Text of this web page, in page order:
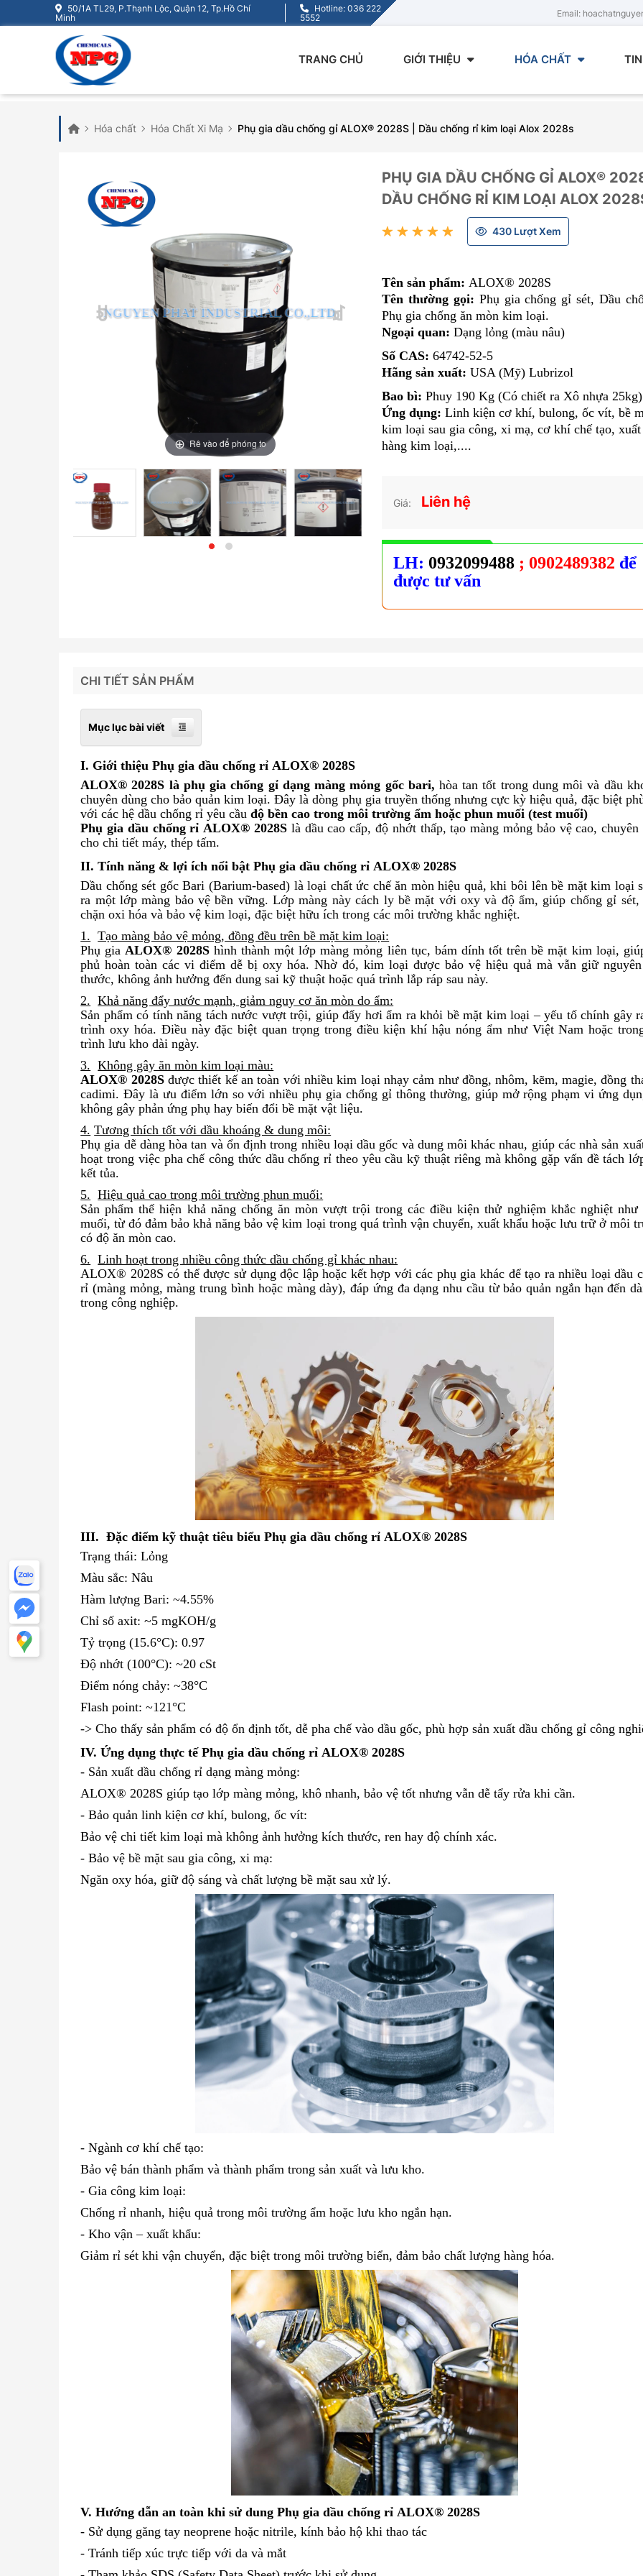
50/1A TL29, P.Thạnh Lộc, Quận 12, Tp.Hồ Chí
Minh
Hotline: 036 222
5552
Email:
TRANG CHỦ GIỚI THIỆU HÓA CHẤT
Hóa chất Hóa Chất Xi Mạ Phụ gia dầu chống gỉ ALOX® 2028S | Dầu chống rỉ kim loại Alox 2028s
Rê vào để phóng to
PHỤ GIA DẦU CHỐNG GỈ ALOX®
DẦU CHỐNG RỈ KIM LOẠI ALOX
430 Lượt Xem
Tên sản phẩm:ALOX® 2028S
Tên thường gọi: Phụ gia chống gỉ sét, Dầu
Phụ gia chống ăn mòn kim loại.
Ngoại quan: Dạng lỏng (màu nâu)
Số CAS: 64742-52-5
Hãng sản xuất: USA (Mỹ) Lubrizol
Bao bì: Phuy 190 Kg (Có chiết ra Xô nhựa 25kg)
Ứng dụng: Linh kiện cơ khí, bulong, ốc vít, bề
kim loại sau gia công, xi mạ, cơ khí chế tạo,
hàng kim loại,....
Giá: Liên hệ
LH: 0932099488 ; 0902489382 để
được tư vấn
CHI TIẾT SẢN PHẨM
Mục lục bài viết
I. Giới thiệuPhụ gia dầu chống rỉ ALOX® 2028S
ALOX® 2028S là phụ gia chống gỉ dạng màng mỏng gốc bari, hòa tan tốt trong dung môi và dầu
chuyên dùng cho bảo quản kim loại. Đây là dòng phụ gia truyền thống nhưng cực kỳ hiệu quả, đặc biệt
với các hệ dầu chống rỉ yêu cầuđộ bền cao trong môi trường ẩm hoặc phun muối (test muối)
Phụ gia dầu chống rỉ ALOX® 2028S là dầu cao cấp, độ nhớt thấp, tạo màng mỏng bảo vệ cao, chuyên
cho chi tiết máy, thép tấm.
II. Tính năng & lợi ích nổi bậtPhụ gia dầu chống rỉ ALOX® 2028S
Dầu chống sét gốc Bari (Barium-based) là loại chất ức chế ăn mòn hiệu quả, khi bôi lên bề mặt kim loại
ra một lớp màng bảo vệ bền vững. Lớp màng này cách ly bề mặt với oxy và độ ẩm, giúp chống gỉ sét,
chặn oxi hóa và bảo vệ kim loại, đặc biệt hữu ích trong các môi trường khắc nghiệt.
1. Tạo màng bảo vệ mỏng, đồng đều trên bề mặt kim loại:
Phụ giaALOX® 2028Shình thành một lớp màng mỏng liên tục, bám dính tốt trên bề mặt kim loại,
phủ hoàn toàn các vi điểm dễ bị oxy hóa. Nhờ đó, kim loại được bảo vệ hiệu quả mà vẫn giữ
thước, không ảnh hưởng đến dung sai kỹ thuật hoặc quá trình lắp ráp sau này.
2. Khả năng đẩy nước mạnh, giảm nguy cơ ăn mòn do ẩm:
Sản phẩm có tính năng tách nước vượt trội, giúp đẩy hơi ẩm ra khỏi bề mặt kim loại – yếu tố chính gây
trình oxy hóa. Điều này đặc biệt quan trọng trong điều kiện khí hậu nóng ẩm như Việt Nam hoặc
trình lưu kho dài ngày.
3. Không gây ăn mòn kim loại màu:
ALOX® 2028Sđược thiết kế an toàn với nhiều kim loại nhạy cảm như đồng, nhôm, kẽm, magie, đồng
cadimi. Đây là ưu điểm lớn so với nhiều phụ gia chống gỉ thông thường, giúp mở rộng phạm vi ứng
không gây phản ứng phụ hay biến đổi bề mặt vật liệu.
4. Tương thích tốt với dầu khoáng & dung môi:
Phụ gia dễ dàng hòa tan và ổn định trong nhiều loại dầu gốc và dung môi khác nhau, giúp các nhà sản
hoạt trong việc pha chế công thức dầu chống rỉ theo yêu cầu kỹ thuật riêng mà không gặp vấn đề tách
kết tủa.
5. Hiệu quả cao trong môi trường phun muối:
Sản phẩm thể hiện khả năng chống ăn mòn vượt trội trong các điều kiện thử nghiệm khắc nghiệt như
muối, từ đó đảm bảo khả năng bảo vệ kim loại trong quá trình vận chuyển, xuất khẩu hoặc lưu trữ ở môi
có độ ăn mòn cao.
6. Linh hoạt trong nhiều công thức dầu chống gỉ khác nhau:
ALOX® 2028S có thể được sử dụng độc lập hoặc kết hợp với các phụ gia khác để tạo ra nhiều loại dầu
rỉ (màng mỏng, màng trung bình hoặc màng dày), đáp ứng đa dạng nhu cầu từ bảo quản ngắn hạn đến
trong công nghiệp.
III. Đặc điểm kỹ thuật tiêu biểuPhụ gia dầu chống rỉ ALOX® 2028S
Trạng thái: Lỏng
Màu sắc: Nâu
Hàm lượng Bari: ~4.55%
Chỉ số axit: ~5 mgKOH/g
Tỷ trọng (15.6°C): 0.97
Độ nhớt (100°C): ~20 cSt
Điểm nóng chảy: ~38°C
Flash point: ~121°C
-> Cho thấy sản phẩm có độ ổn định tốt, dễ pha chế vào dầu gốc, phù hợp sản xuất dầu chống gỉ công
IV. Ứng dụng thực tếPhụ gia dầu chống rỉ ALOX® 2028S
- Sản xuất dầu chống rỉ dạng màng mỏng:
ALOX® 2028S giúp tạo lớp màng mỏng, khô nhanh, bảo vệ tốt nhưng vẫn dễ tẩy rửa khi cần.
- Bảo quản linh kiện cơ khí, bulong, ốc vít:
Bảo vệ chi tiết kim loại mà không ảnh hưởng kích thước, ren hay độ chính xác.
- Bảo vệ bề mặt sau gia công, xi mạ:
Ngăn oxy hóa, giữ độ sáng và chất lượng bề mặt sau xử lý.
- Ngành cơ khí chế tạo:
Bảo vệ bán thành phẩm và thành phẩm trong sản xuất và lưu kho.
- Gia công kim loại:
Chống rỉ nhanh, hiệu quả trong môi trường ẩm hoặc lưu kho ngắn hạn.
- Kho vận – xuất khẩu:
Giảm rỉ sét khi vận chuyển, đặc biệt trong môi trường biển, đảm bảo chất lượng hàng hóa.
V. Hướng dẫn an toàn khi sử dungPhụ gia dầu chống rỉ ALOX® 2028S
- Sử dụng găng tay neoprene hoặc nitrile, kính bảo hộ khi thao tác
- Tránh tiếp xúc trực tiếp với da và mắt